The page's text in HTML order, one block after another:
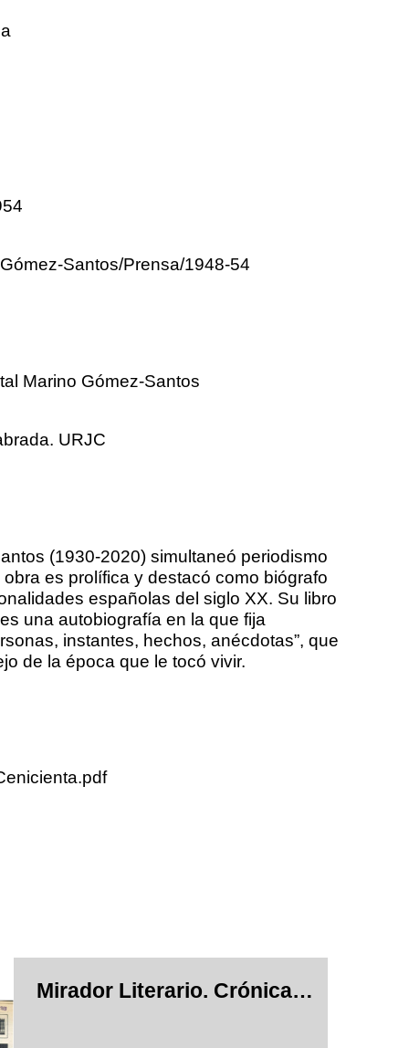
Santos/Prensa/1948-54
Marino Gómez-Santos
URJC
(1930-2020) simultaneó periodismo
es prolífica y destacó como biógrafo
españolas del siglo XX. Su libro
una autobiografía en la que fija
instantes, hechos, anécdotas”, que
de la época que le tocó vivir.
Mirador Literario. Crónica semanal de las letras. El libro español en Hispanoamérica tiene amplísimos mercados. Además de la novela, interesan los libros técnicos y científicos de autores españoles.